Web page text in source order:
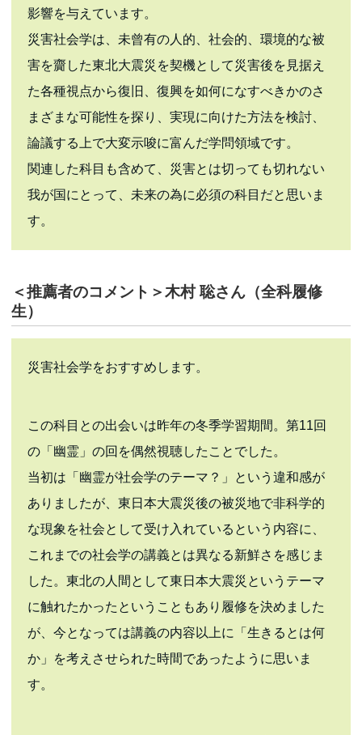
影響を与えています。
災害社会学は、未曾有の人的、社会的、環境的な被
害を齎した東北大震災を契機として災害後を見据え
た各種視点から復旧、復興を如何になすべきかのさ
まざまな可能性を探り、実現に向けた方法を検討、
論議する上で大変示唆に富んだ学問領域です。
関連した科目も含めて、災害とは切っても切れない
我が国にとって、未来の為に必須の科目だと思いま
す。
＜推薦者のコメント＞木村 聡さん（全科履修
生）
災害社会学をおすすめします。
この科目との出会いは昨年の冬季学習期間。第11回
の「幽霊」の回を偶然視聴したことでした。
当初は「幽霊が社会学のテーマ？」という違和感が
ありましたが、東日本大震災後の被災地で非科学的
な現象を社会として受け入れているという内容に、
これまでの社会学の講義とは異なる新鮮さを感じま
した。東北の人間として東日本大震災というテーマ
に触れたかったということもあり履修を決めました
が、今となっては講義の内容以上に「生きるとは何
か」を考えさせられた時間であったように思いま
す。